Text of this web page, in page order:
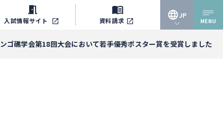
入試情報サイト 資料請求
JP
JP
MENU
ゴ礁学会第18回大会において若手優秀ポスター賞を受賞しました